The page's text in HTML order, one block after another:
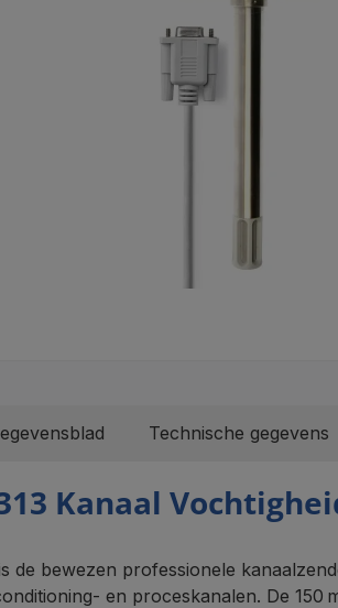
Technische gegevens
Kanaal
de bewezen professionele
en proceskanalen. De